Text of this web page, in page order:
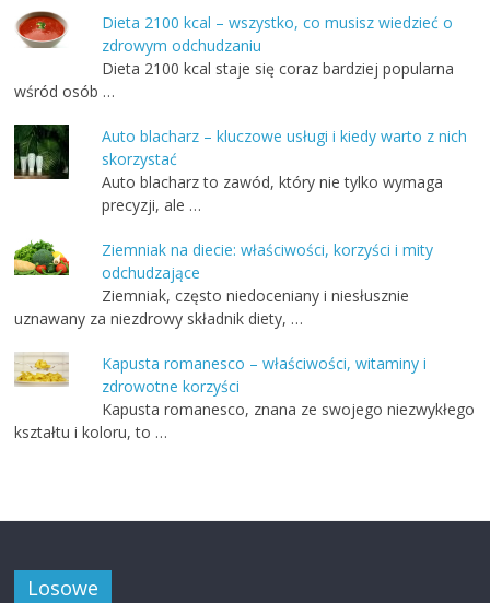
Dieta 2100 kcal – wszystko, co musisz wiedzieć o
zdrowym odchudzaniu
Dieta 2100 kcal staje się coraz bardziej popularna
wśród osób …
Auto blacharz – kluczowe usługi i kiedy warto z nich
skorzystać
Auto blacharz to zawód, który nie tylko wymaga
precyzji, ale …
Ziemniak na diecie: właściwości, korzyści i mity
odchudzające
Ziemniak, często niedoceniany i niesłusznie
uznawany za niezdrowy składnik diety, …
Kapusta romanesco – właściwości, witaminy i
zdrowotne korzyści
Kapusta romanesco, znana ze swojego niezwykłego
kształtu i koloru, to …
Losowe